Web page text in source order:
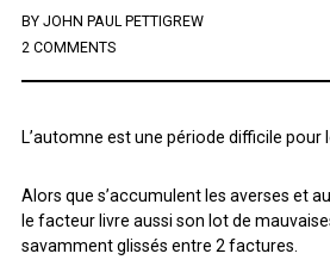
ELECTRONICA
GRAND NORD
HIFI HIP HOP HIP
INSTRUMENTAL
JAZZ L'HEURE DU
POP
POP ROCK PUB ROCK RAP
ROCK CALIFORNIEN
RYTHMN AND BLUES
BY JOHN PAUL PETTIGREW
2 COMMENTS
L’automne est une période difficile pour
Alors que s’accumulent les averses et
le facteur livre aussi son lot de
savamment glissés entre 2 factures.